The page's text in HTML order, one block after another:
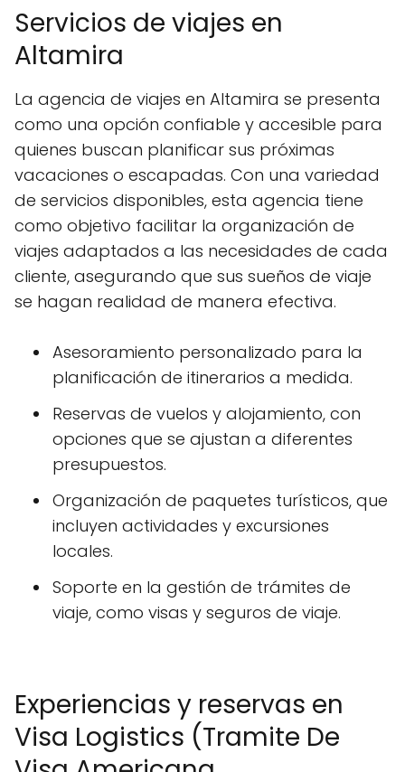
Servicios de viajes en
Altamira
La agencia de viajes en Altamira se presenta
como una opción confiable y accesible para
quienes buscan planificar sus próximas
vacaciones o escapadas. Con una variedad
de servicios disponibles, esta agencia tiene
como objetivo facilitar la organización de
viajes adaptados a las necesidades de cada
cliente, asegurando que sus sueños de viaje
se hagan realidad de manera efectiva.
Asesoramiento personalizado para la
planificación de itinerarios a medida.
Reservas de vuelos y alojamiento, con
opciones que se ajustan a diferentes
presupuestos.
Organización de paquetes turísticos, que
incluyen actividades y excursiones
locales.
Soporte en la gestión de trámites de
viaje, como visas y seguros de viaje.
Experiencias y reservas en
Visa Logistics (Tramite De